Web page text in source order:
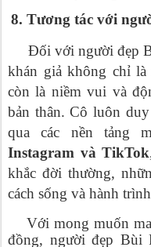
8. Tương tác với
Đối với người đẹp
khán giả không chỉ
còn là niềm vui và
bản thân. Cô luôn
qua các nền tảng
Instagram và TikTok
khắc đời thường,
cách sống và hành
Với mong muốn
đồng, người đẹp Bùi